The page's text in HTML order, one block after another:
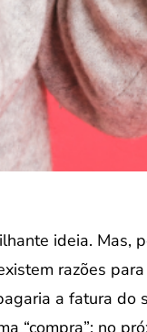
ideia. Mas,
razões
a fatura do
“compra”; no